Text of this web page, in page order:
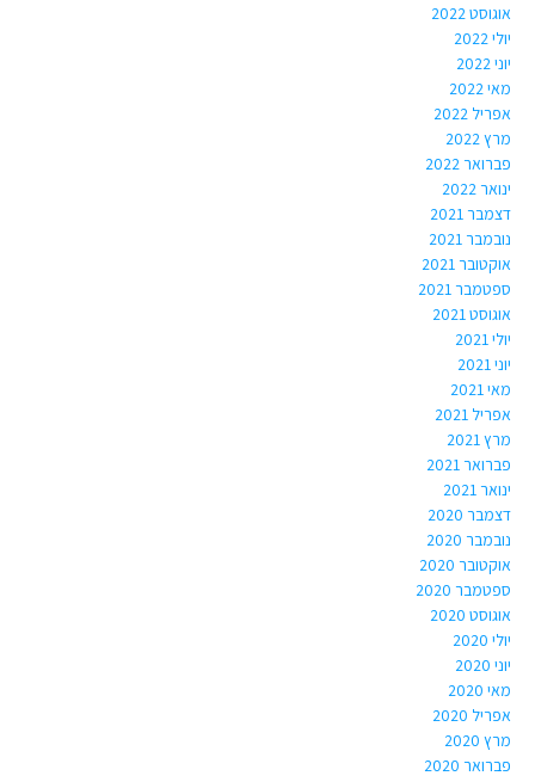
אוגוסט 2022
יולי 2022
יוני 2022
מאי 2022
אפריל 2022
מרץ 2022
פברואר 2022
ינואר 2022
דצמבר 2021
נובמבר 2021
אוקטובר 2021
ספטמבר 2021
אוגוסט 2021
יולי 2021
יוני 2021
מאי 2021
אפריל 2021
מרץ 2021
פברואר 2021
ינואר 2021
דצמבר 2020
נובמבר 2020
אוקטובר 2020
ספטמבר 2020
אוגוסט 2020
יולי 2020
יוני 2020
מאי 2020
אפריל 2020
מרץ 2020
פברואר 2020